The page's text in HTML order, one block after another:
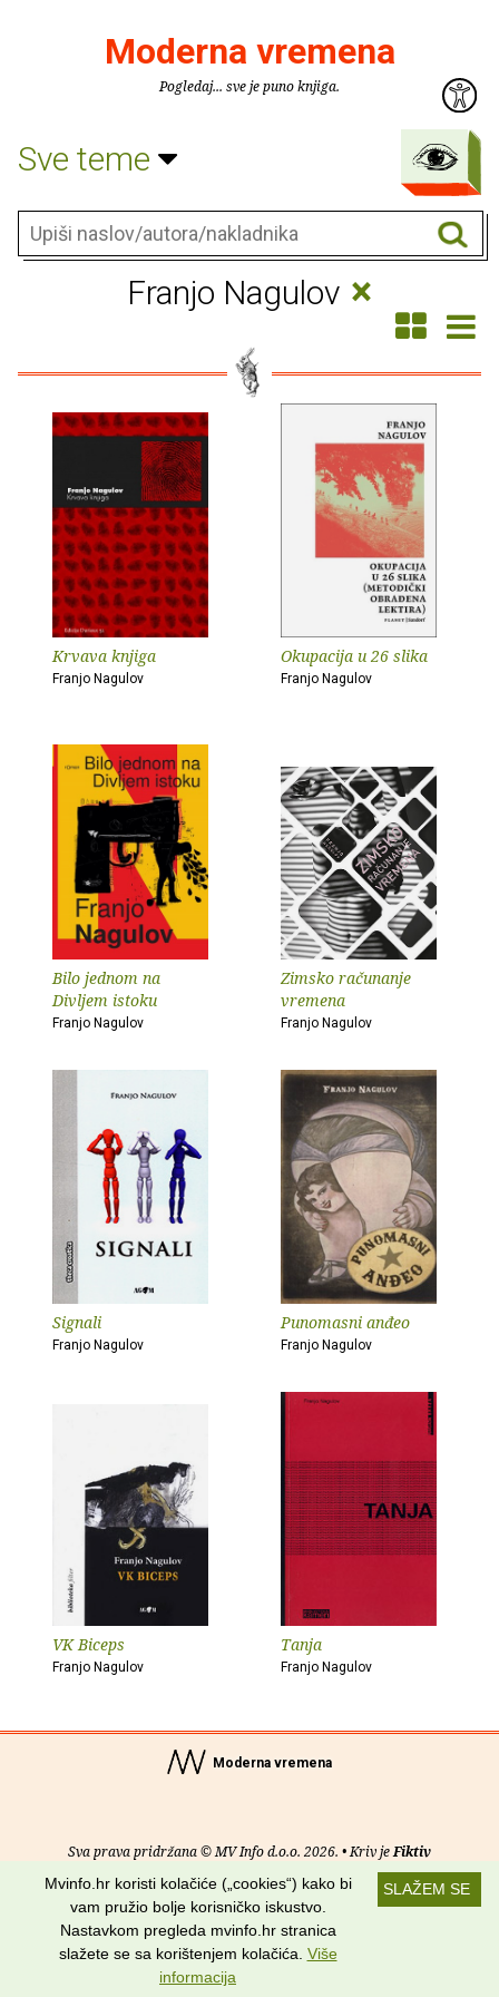
Moderna vremena
Pogledaj... sve je puno knjiga.
Sve teme
Franjo Nagulov ×
Krvava knjiga
Franjo Nagulov
Okupacija u 26 slika
Franjo Nagulov
Bilo jednom na
Divljem istoku
Franjo Nagulov
Zimsko računanje
vremena
Franjo Nagulov
Signali
Franjo Nagulov
Punomasni anđeo
Franjo Nagulov
VK Biceps
Franjo Nagulov
Tanja
Franjo Nagulov
Moderna vremena
Sva prava pridržana © MV Info d.o.o. 2026. • Kriv jeFiktiv
Uvjeti korištenja RSS kanali
Potraži nas na:
SLAŽEM SE
Mvinfo.hr koristi kolačiće („cookies“) kako bi
vam pružio bolje korisničko iskustvo.
Nastavkom pregleda mvinfo.hr stranica
slažete se sa korištenjem kolačića. Više
informacija